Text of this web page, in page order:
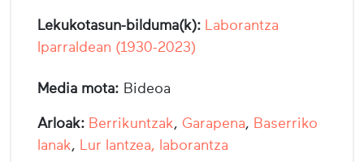
Lekukotasun-bilduma(k): Laborantza
Iparraldean (1930-2023)
Media mota: Bideoa
Arloak: Berrikuntzak, Garapena, Baserriko
lanak, Lur lantzea, laborantza